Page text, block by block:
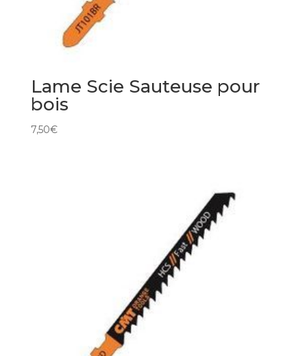
Lame Scie Sauteuse pour
bois
7,50€